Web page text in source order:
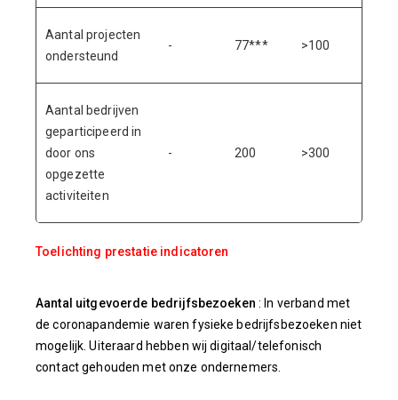
Aantal projecten
ondersteund
- 77*** >100
Aantal bedrijven
geparticipeerd in
door ons
opgezette
activiteiten
- 200 >300
Toelichting prestatie indicatoren
Aantal uitgevoerde bedrijfsbezoeken : In verband met
de coronapandemie waren fysieke bedrijfsbezoeken niet
mogelijk. Uiteraard hebben wij digitaal/telefonisch
contact gehouden met onze ondernemers.